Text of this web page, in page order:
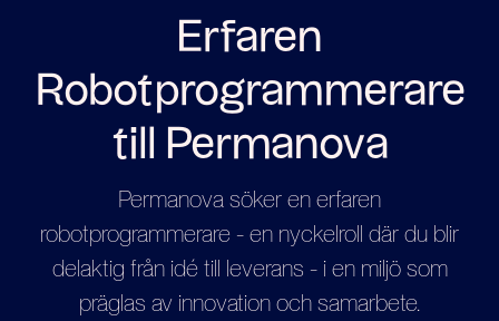
Erfaren
Robotprogrammerare
till Permanova
Permanova söker en erfaren
robotprogrammerare - en nyckelroll där du blir
delaktig från idé till leverans - i en miljö som
präglas av innovation och samarbete.